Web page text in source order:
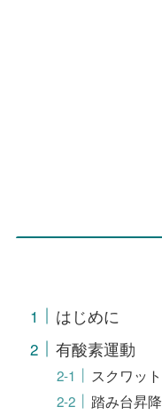
はじめに
有酸素運動
スクワット
踏み台昇降